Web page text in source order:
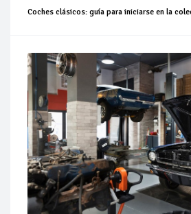
Coches clásicos: guía para iniciarse en la